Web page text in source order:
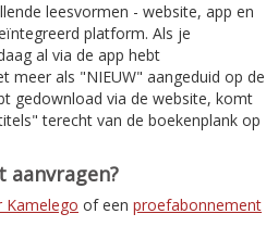
leesvormen - website, app en
platform. Als je
al via de app hebt
meer als "NIEUW" aangeduid op de
gedownload via de website, komt
terecht van de boekenplank op
aanvragen?
Kamelego of een proefabonnement